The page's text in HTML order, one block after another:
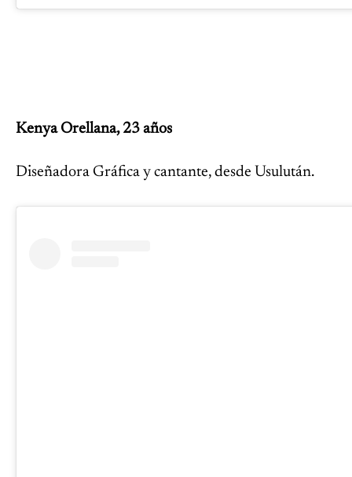
Kenya Orellana, 23 años
Diseñadora Gráfica y cantante, desde Usulután.